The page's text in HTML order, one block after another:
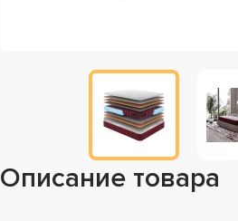
Описание товара